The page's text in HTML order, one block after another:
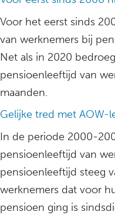
Voor het eerst sinds
van werknemers bij
Net als in 2020
pensioenleeftijd van
maanden.
Gelijke tred met AOW-
In de periode 2000-
pensioenleeftijd van
pensioenleeftijd steeg
werknemers dat voor
pensioen ging is